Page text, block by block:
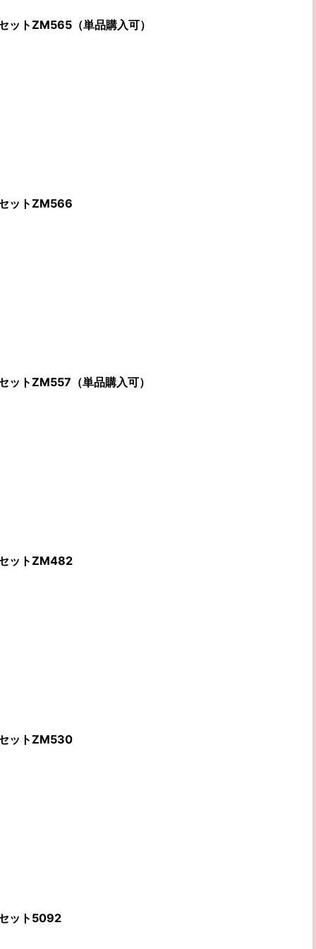
ットZM565（単品購入可）
ットZM566
ットZM557（単品購入可）
ットZM482
ットZM530
ット5092